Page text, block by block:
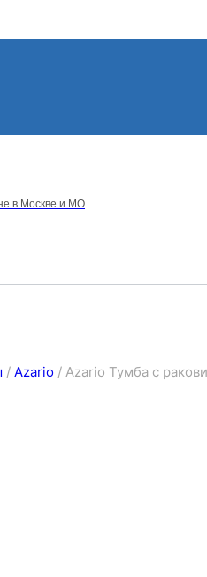
в Москве и МО
/ Azario / Azario Тумба с